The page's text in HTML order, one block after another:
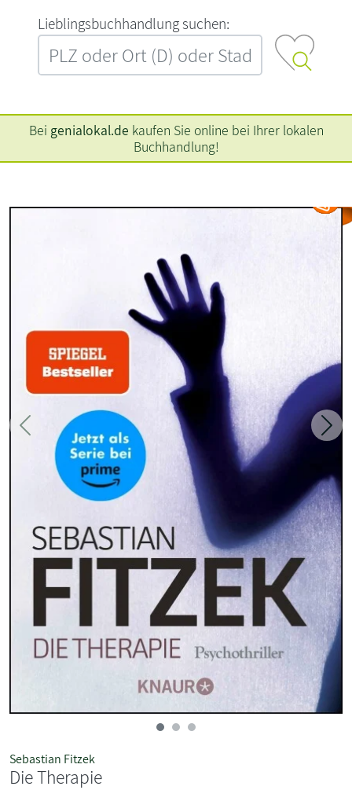
L‍i‍e‍b‍l‍i‍n‍g‍s‍b‍u‍c‍h‍h‍a‍n‍d‍l‍u‍n‍g‍ ‍s‍u‍c‍h‍e‍n‍:‍
Bei genialokal.de kaufen Sie online bei Ihrer lokalen
Buchhandlung!
Zurück
Sebastian Fitzek
Die Therapie